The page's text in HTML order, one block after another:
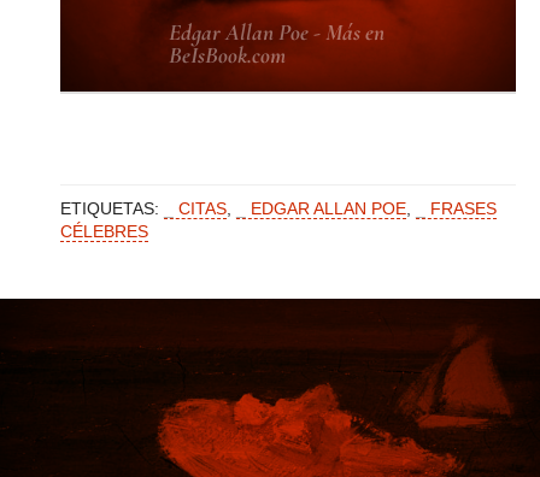
Edgar Allan Poe - Más en
BeIsBook.com
ETIQUETAS: CITAS, EDGAR ALLAN POE,
FRASES
CÉLEBRES